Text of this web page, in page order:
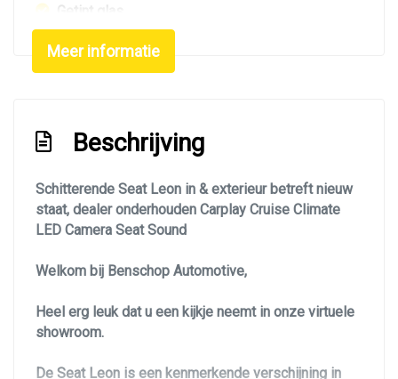
Getint glas
Led achterlichten
Led dagrijverlichting
Led verlichting
Lichtmetalen velgen 18"
Park distance control
Parkeersensor achter
Parkeersensor voor en achter
Sportonderstel
Meer informatie
Beschrijving
Schitterende Seat Leon in & exterieur betreft nieuw
staat, dealer onderhouden Carplay Cruise Climate
LED Camera Seat Sound
Welkom bij Benschop Automotive,
Heel erg leuk dat u een kijkje neemt in onze virtuele
showroom.
De Seat Leon is een kenmerkende verschijning in